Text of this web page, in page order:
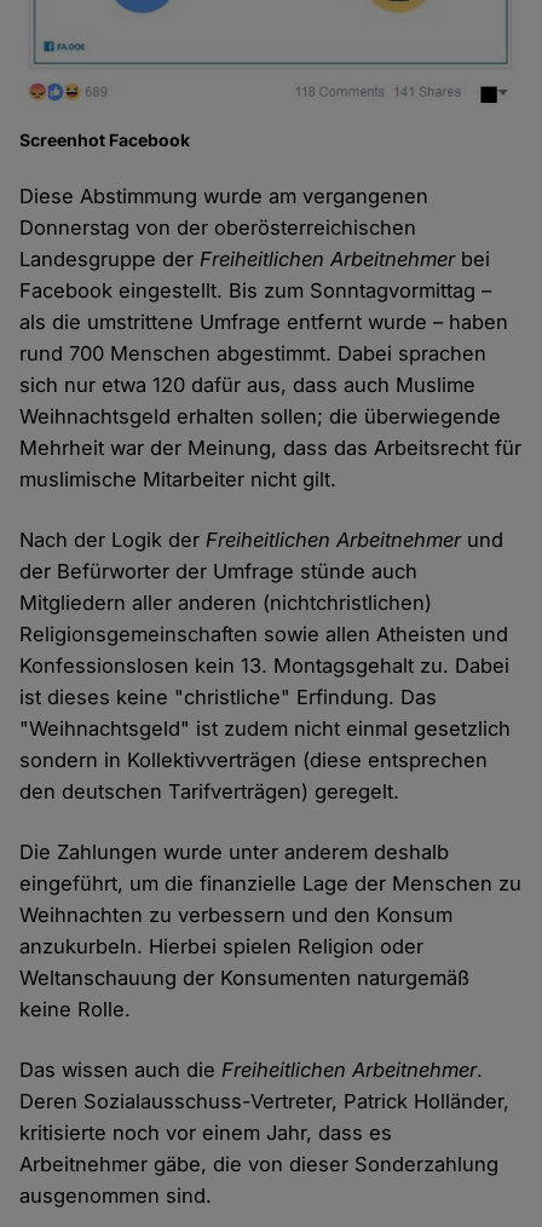
Screenhot Facebook
Diese Abstimmung wurde am vergangenen
Donnerstag von der oberösterreichischen
Landesgruppe der Freiheitlichen Arbeitnehmerbei
Facebook eingestellt. Bis zum Sonntagvormittag –
als die umstrittene Umfrage entfernt wurde – haben
rund 700 Menschen abgestimmt. Dabei sprachen
sich nur etwa 120 dafür aus, dass auch Muslime
Weihnachtsgeld erhalten sollen; die überwiegende
Mehrheit war der Meinung, dass das Arbeitsrecht für
muslimische Mitarbeiter nicht gilt.
Nach der Logik der Freiheitlichen Arbeitnehmerund
der Befürworter der Umfrage stünde auch
Mitgliedern aller anderen (nichtchristlichen)
Religionsgemeinschaften sowie allen Atheisten und
Konfessionslosen kein 13. Montagsgehalt zu. Dabei
ist dieses keine "christliche" Erfindung. Das
"Weihnachtsgeld" ist zudem nicht einmal gesetzlich
sondern in Kollektivverträgen (diese entsprechen
den deutschen Tarifverträgen) geregelt.
Die Zahlungen wurde unter anderem deshalb
eingeführt, um die finanzielle Lage der Menschen zu
Weihnachten zu verbessern und den Konsum
anzukurbeln. Hierbei spielen Religion oder
Weltanschauung der Konsumenten naturgemäß
keine Rolle.
Das wissen auch die Freiheitlichen Arbeitnehmer.
Deren Sozialausschuss-Vertreter, Patrick Holländer,
kritisierte noch vor einem Jahr, dass es
Arbeitnehmer gäbe, die von dieser Sonderzahlung
ausgenommen sind.